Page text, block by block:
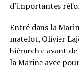
d’importantes
Entré dans la
matelot, Olivier
hiérarchie avant
la Marine avec